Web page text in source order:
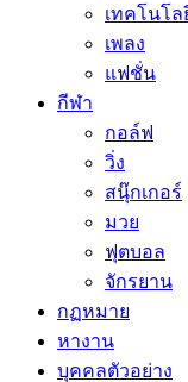
เทคโนโล
เพลง
แฟชั่น
กีฬา
กอล์ฟ
วิ่ง
สนุ๊กเกอร์
มวย
ฟุตบอล
จักรยาน
กฏหมาย
หางาน
บุคคลตัวอย่าง